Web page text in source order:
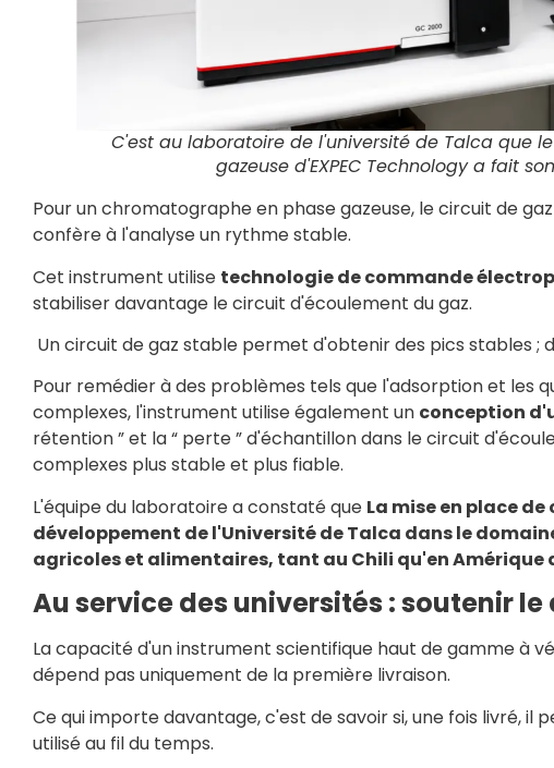
C'est au laboratoire de l'université de Talca que
gazeuse d'EXPEC Technology a fait
Pour un chromatographe en phase gazeuse, le circuit de
confère à l'analyse un rythme stable.
Cet instrument utilise technologie de commande
stabiliser davantage le circuit d'écoulement du gaz.
Un circuit de gaz stable permet d'obtenir des pics stables ;
Pour remédier à des problèmes tels que l'adsorption et les
complexes, l'instrument utilise également un conception
rétention ” et la “ perte ” d'échantillon dans le circuit
complexes plus stable et plus fiable.
L'équipe du laboratoire a constaté que La mise en place
développement de l'Université de Talca dans le
agricoles et alimentaires, tant au Chili qu'en Amérique
Au service des universités : soutenir
La capacité d'un instrument scientifique haut de gamme à
dépend pas uniquement de la première livraison.
Ce qui importe davantage, c'est de savoir si, une fois livré,
utilisé au fil du temps.